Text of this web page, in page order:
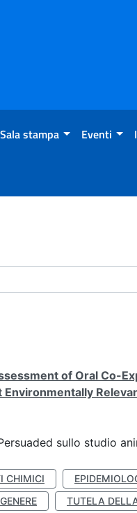
Sala stampa Eventi
of Oral Co-
Environmentally
sullo studio
CHIMICI
TUTELA